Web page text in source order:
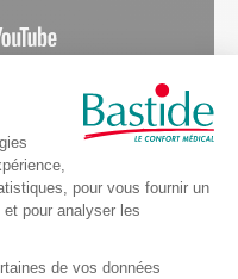
Médical